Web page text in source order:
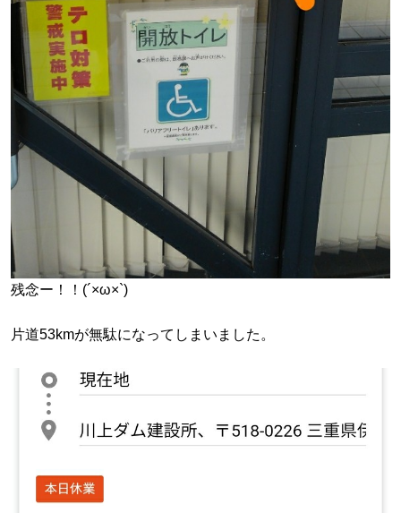
残念ー！！(´×ω×`)
片道53kmが無駄になってしまいました。